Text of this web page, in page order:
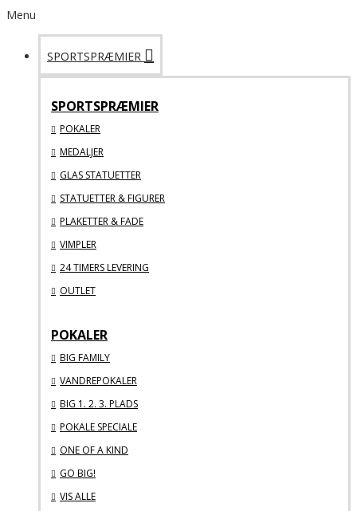
Menu
SPORTSPRÆMIER
SPORTSPRÆMIER
POKALER
MEDALJER
GLAS STATUETTER
STATUETTER & FIGURER
PLAKETTER & FADE
VIMPLER
24 TIMERS LEVERING
OUTLET
POKALER
BIG FAMILY
VANDREPOKALER
BIG 1. 2. 3. PLADS
POKALE SPECIALE
ONE OF A KIND
GO BIG!
VIS ALLE